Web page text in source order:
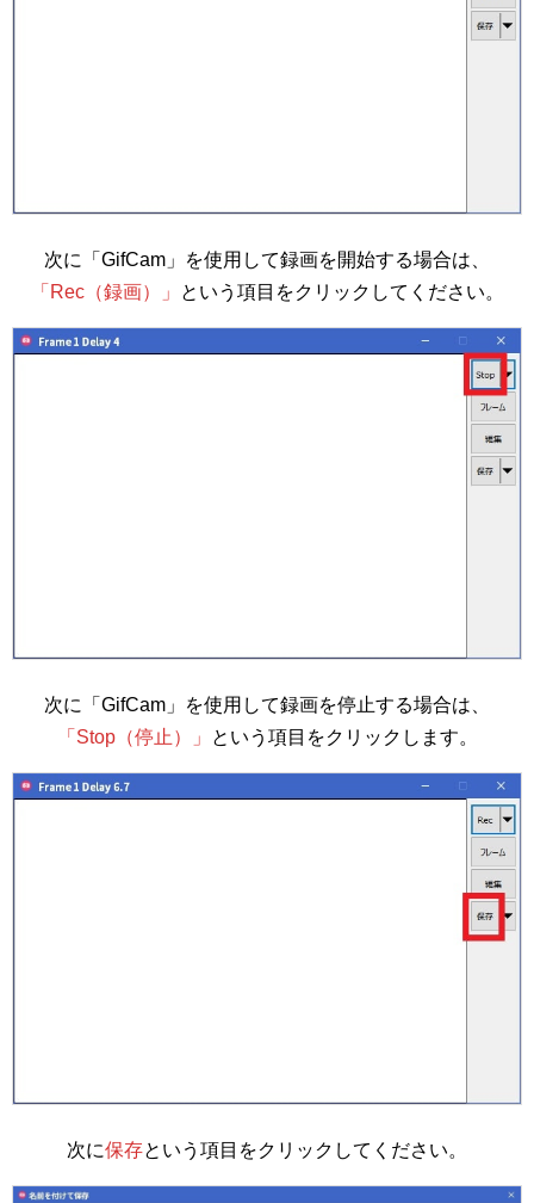
次に「GifCam」を使用して録画を開始する場合は、
「Rec（録画）」
という項目をクリックしてください。
次に「GifCam」を使用して録画を停止する場合は、
「Stop（停止）」
という項目をクリックします。
次に保存という項目をクリックしてください。